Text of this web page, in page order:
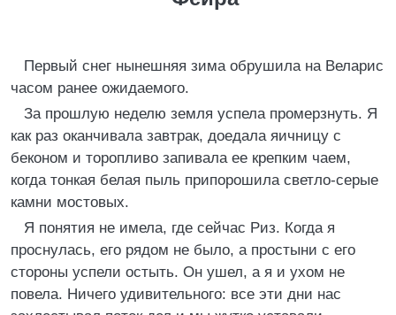
Первый снег нынешняя зима обрушила на Веларис
часом ранее ожидаемого.
За прошлую неделю земля успела промерзнуть. Я
как раз оканчивала завтрак, доедала яичницу с
беконом и торопливо запивала ее крепким чаем,
когда тонкая белая пыль припорошила светло-серые
камни мостовых.
Я понятия не имела, где сейчас Риз. Когда я
проснулась, его рядом не было, а простыни с его
стороны успели остыть. Он ушел, а я и ухом не
повела. Ничего удивительного: все эти дни нас